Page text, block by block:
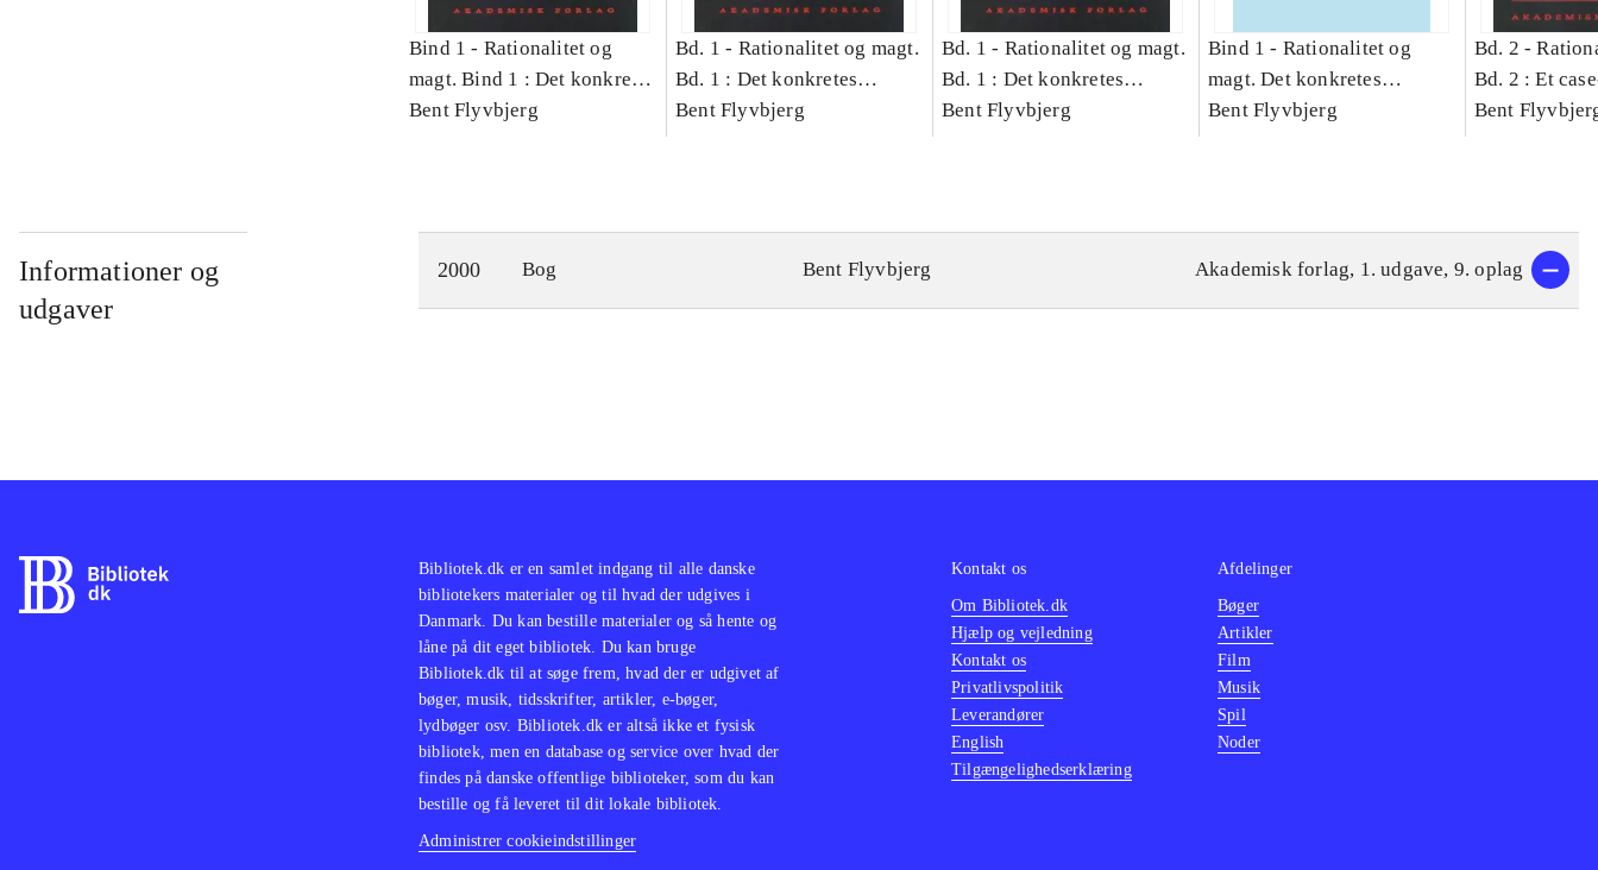
Bind 1 - Rationalitet og
magt. Bind 1 : Det konkretes
videnskab
Bent Flyvbjerg
Bd. 1 - Rationalitet og magt.
Bd. 1 : Det konkretes
videnskab
Bent Flyvbjerg
Bd. 1 - Rationalitet og magt.
Bd. 1 : Det konkretes
videnskab
Bent Flyvbjerg
Bind 1 - Rationalitet og
magt. Det konkretes
videnskab. Bind 1
Bent Flyvbjerg
Bd. 2 -
Bd. 2 : Et
studie af
Bent
Informationer og
udgaver
2000 Bog Bent Flyvbjerg Akademisk forlag, 1. udgave, 9. oplag
Bibliotek.dk er en samlet indgang til alle danske
bibliotekers materialer og til hvad der udgives i
Danmark. Du kan bestille materialer og så hente og
låne på dit eget bibliotek. Du kan bruge
Bibliotek.dk til at søge frem, hvad der er udgivet af
bøger, musik, tidsskrifter, artikler, e-bøger,
lydbøger osv. Bibliotek.dk er altså ikke et fysisk
bibliotek, men en database og service over hvad der
findes på danske offentlige biblioteker, som du kan
bestille og få leveret til dit lokale bibliotek.
Administrer cookieindstillinger
Kontakt os
Om Bibliotek.dk
Hjælp og vejledning
Kontakt os
Privatlivspolitik
Leverandører
English
Tilgængelighedserklæring
Afdelinger
Bøger
Artikler
Film
Musik
Spil
Noder